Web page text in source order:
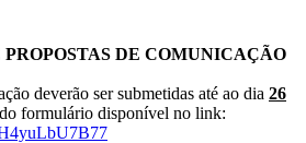
DE COMUNICAÇÃO
deverão ser submetidas até ao dia 26
formulário disponível no link: